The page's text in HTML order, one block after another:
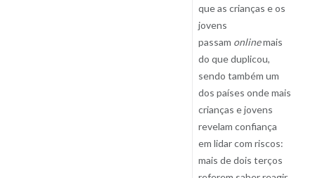
que as crianças e os
jovens
passam onlinemais
do que duplicou,
sendo também um
dos países onde mais
crianças e jovens
revelam confiança
em lidar com riscos:
mais de dois terços